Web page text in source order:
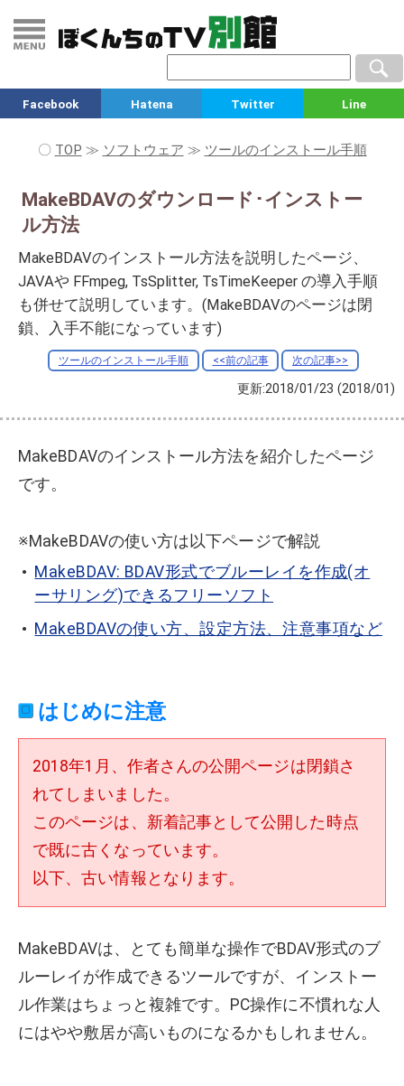
Facebook Hatena Twitter Line
〇 TOP ≫ ソフトウェア ≫ ツールのインストール手順
MakeBDAVのダウンロード･インストー
ル方法
MakeBDAVのインストール方法を説明したページ、
JAVAや FFmpeg, TsSplitter, TsTimeKeeper の導入手順
も併せて説明しています。(MakeBDAVのページは閉
鎖、入手不能になっています)
ツールのインストール手順 <<前の記事 次の記事>>
更新:2018/01/23 (2018/01)
MakeBDAVのインストール方法を紹介したページ
です。
※MakeBDAVの使い方は以下ページで解説
MakeBDAV: BDAV形式でブルーレイを作成(オ
ーサリング)できるフリーソフト
MakeBDAVの使い方、設定方法、注意事項など
はじめに注意
2018年1月、作者さんの公開ページは閉鎖さ
れてしまいました。
このページは、新着記事として公開した時点
で既に古くなっています。
以下、古い情報となります。
MakeBDAVは、とても簡単な操作でBDAV形式のブ
ルーレイが作成できるツールですが、インストー
ル作業はちょっと複雑です。PC操作に不慣れな人
にはやや敷居が高いものになるかもしれません。